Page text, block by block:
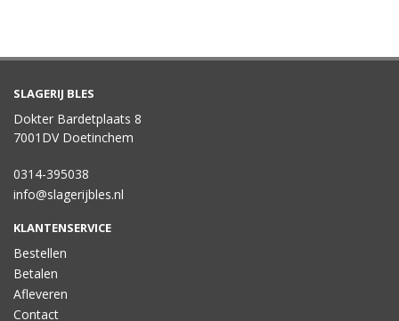
SLAGERIJ BLES
Dokter Bardetplaats 8
7001DV Doetinchem
0314-395038
info@slagerijbles.nl
KLANTENSERVICE
Bestellen
Betalen
Afleveren
Contact